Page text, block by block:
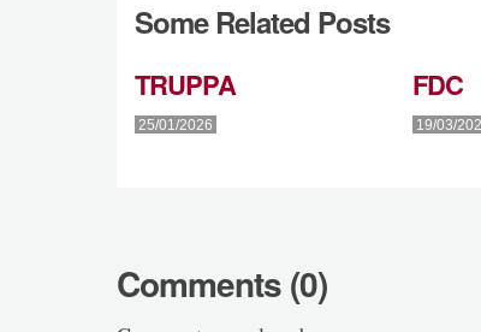
Some Related Posts
TRUPPA
25/01/2026
FDC
19/03/
Comments (0)